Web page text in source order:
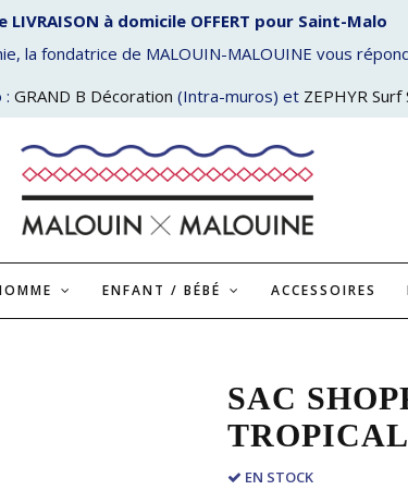
LIVRAISON à domicile OFFERT pour Saint-Malo
la fondatrice de MALOUIN-MALOUINE vous
: GRAND B Décoration (Intra-muros) et ZEPHYR Surf
ENFANT / BÉBÉ ACCESSOIRES
SAC
EN STOCK